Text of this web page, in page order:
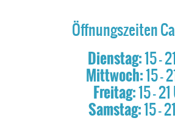
Öffnungszeiten
Dienstag:15 -
Mittwoch:15 -
Freitag:15 -
Samstag:15 -